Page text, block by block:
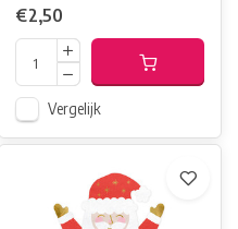
€2,50
Vergelijk